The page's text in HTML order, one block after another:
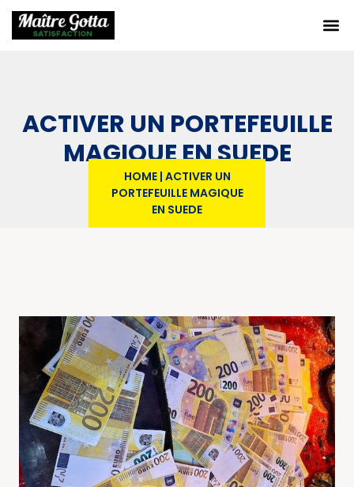
ACTIVER UN PORTEFEUILLE
MAGIQUE EN SUEDE
HOME| ACTIVER UN
PORTEFEUILLE MAGIQUE
EN SUEDE